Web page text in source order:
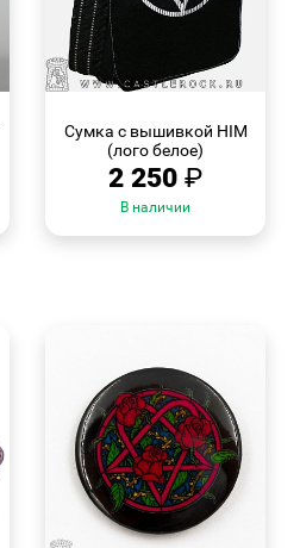
Сумка с вышивкой HIM
(лого белое)
2 250 ₽
В наличии